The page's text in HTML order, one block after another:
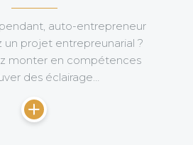
auto-entrepreneur
un projet entrepreunarial ?
monter en compétences
des éclairage…